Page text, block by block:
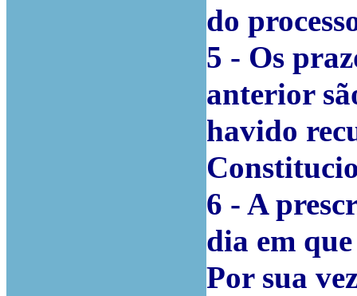
do
5 - Os
anterior
havido
6 - A
dia em
Por sua